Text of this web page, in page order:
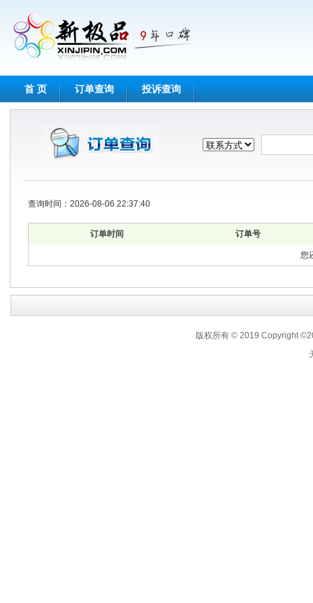
首 页 订单查询 投诉查询
查询时间：2026-08-06 22:37:40
订单时间 订单号
您
版权所有 © 2019 Copyright